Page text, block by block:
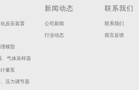
反应装置
模型
、气体采样器
量泵
压力调节器
新闻动态
公司新闻
行业动态
联系我们
联系我们
留言反馈